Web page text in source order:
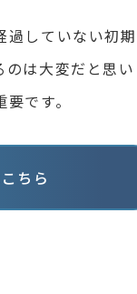
していない初
は大変だと思
です。
ちら